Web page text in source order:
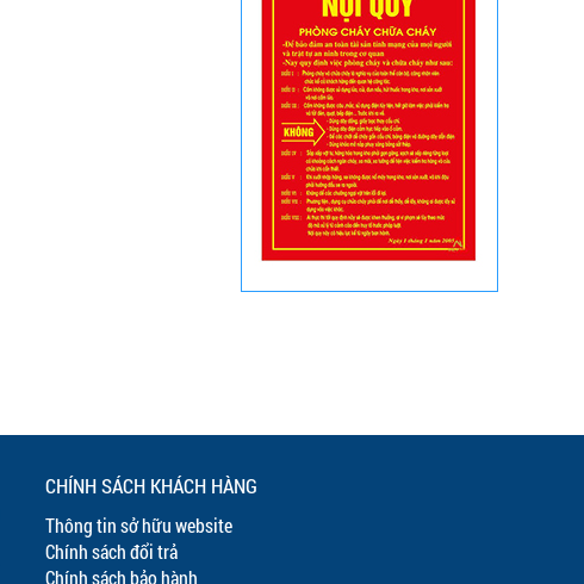
CHÍNH SÁCH KHÁCH HÀNG
Thông tin sở hữu website
Chính sách đổi trả
Chính sách bảo hành